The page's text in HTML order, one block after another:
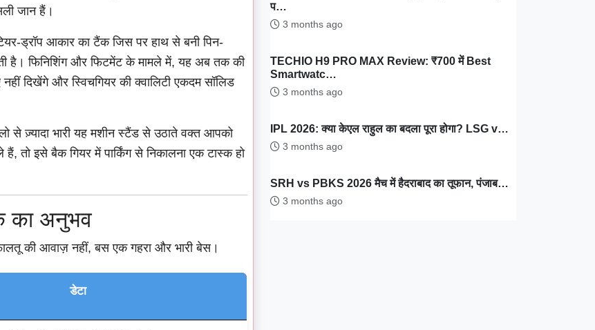
जान हैं।
ड्रॉप आकार का टैंक जिस पर हाथ से बनी पिन-
है। फिनिशिंग और फिटमेंट के मामले में, यह अब तक की
दिखेंगे और स्विचगियर की क्वालिटी एकदम सॉलिड
से ज़्यादा भारी यह मशीन स्टैंड से उठाते वक्त आपको
तो इसे बैक गियर में पार्किंग से निकालना एक टास्क हो
का अनुभव
की आवाज़ नहीं, बस एक गहरा और भारी बेस।
डेटा
प…
3 months ago
TECHIO H9 PRO MAX Review: ₹700 में Best
Smartwatc…
3 months ago
IPL 2026: क्या केएल राहुल का बदला पूरा होगा? LSG v…
3 months ago
SRH vs PBKS 2026 मैच में हैदराबाद का तूफान, पंजाब…
3 months ago